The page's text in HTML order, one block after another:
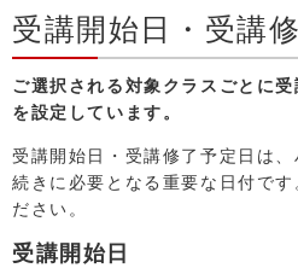
受講開始日・受講
ご選択される対象クラスごとに
を設定しています。
受講開始日・受講修了予定日は
続きに必要となる重要な日付で
ださい。
受講開始日